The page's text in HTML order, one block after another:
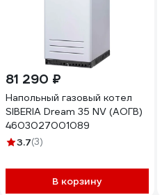
81 290 ₽
Напольный газовый котел
SIBERIA Dream 35 NV (АОГВ)
4603027001089
3.7(3)
В корзину